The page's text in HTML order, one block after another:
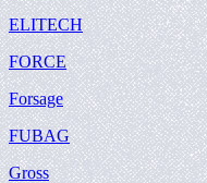
ELITECH
FORCE
Forsage
FUBAG
Gross